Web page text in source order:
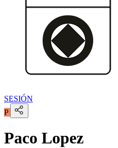
SESIÓN
P
Paco Lopez